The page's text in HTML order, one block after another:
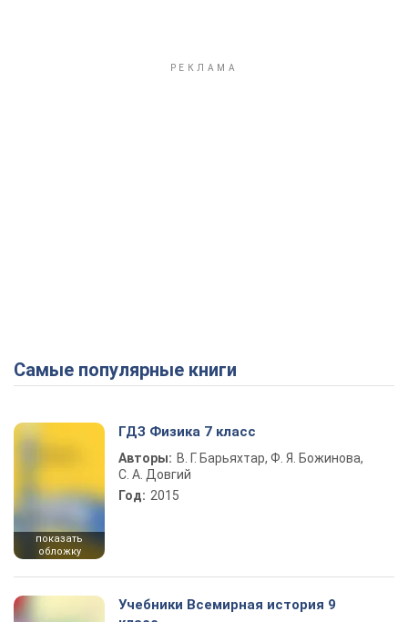
Самые популярные книги
показать
обложку
ГДЗ Физика 7 класс
Авторы: В. Г. Барьяхтар, Ф. Я. Божинова,
С. А. Довгий
Год: 2015
Учебники Всемирная история 9